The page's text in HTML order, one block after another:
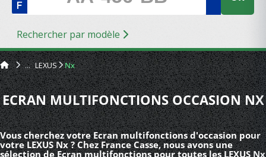
Rechercher par modèle
LEXUS Nx
ECRAN MULTIFONCTIONS OCCASION NX
Vous cherchez votre Ecran multifonctions d'occasion pour
votre LEXUS Nx ? Chez France Casse, nous avons une
sélection de Ecran multifonctions pour toutes les LEXUS Nx